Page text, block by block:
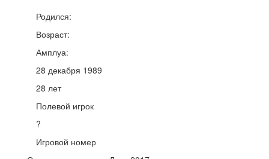
Родился:
Возраст:
Амплуа:
28 декабря 1989
28 лет
Полевой игрок
?
Игровой номер